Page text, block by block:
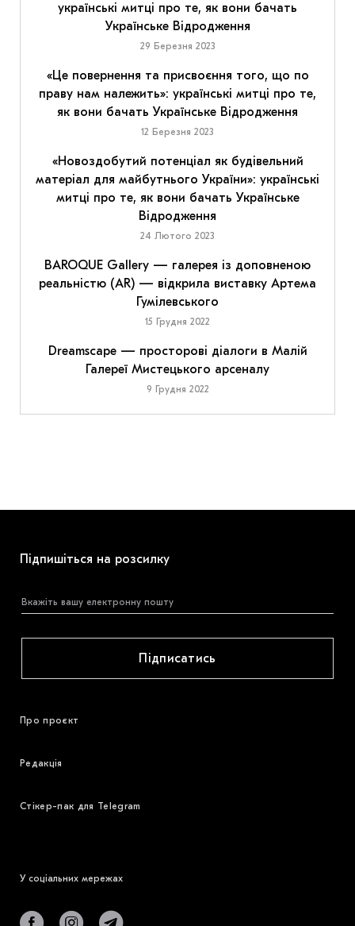
українські митці про те, як вони бачать
Українське Відродження
29 Березня 2023
«Це повернення та присвоєння того, що по
праву нам належить»: українські митці про те,
як вони бачать Українське Відродження
12 Березня 2023
«Новоздобутий потенціал як будівельний
матеріал для майбутнього України»: українські
митці про те, як вони бачать Українське
Відродження
24 Лютого 2023
BAROQUE Gallery — галерея із доповненою
реальністю (AR) — відкрила виставку Артема
Гумілевського
15 Грудня 2022
Dreamscape — просторові діалоги в Малій
Галереї Мистецького арсеналу
9 Грудня 2022
Підпишіться на розсилку
Підписатись
Про проєкт
Редакція
Стікер-пак для Telegram
У соціальних мережах